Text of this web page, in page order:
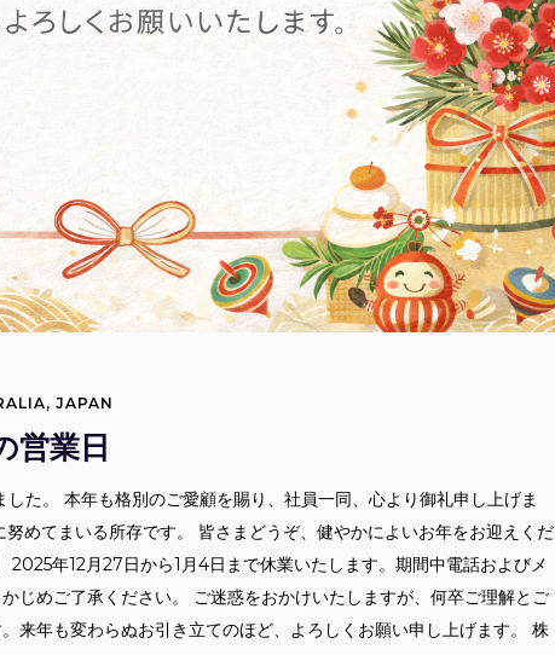
, JAPAN
営業日
た。 本年も格別のご愛顧を賜り、社員一同、心より御礼申し上げま
めてまいる所存です。 皆さまどうぞ、健やかによいお年をお迎えくだ
2025年12月27日から1月4日まで休業いたします。期間中電話およびメ
じめご了承ください。 ご迷惑をおかけいたしますが、何卒ご理解とご
来年も変わらぬお引き立てのほど、よろしくお願い申し上げます。 株